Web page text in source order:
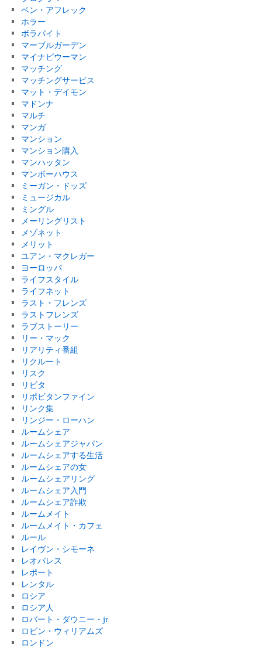
ベン・アフレック
ホラー
ボラバイト
マーブルガーデン
マイナビウーマン
マッチング
マッチングサービス
マット・デイモン
マドンナ
マルチ
マンガ
マンション
マンション購入
マンハッタン
マンボーハウス
ミーガン・ドッズ
ミュージカル
ミングル
メーリングリスト
メゾネット
メリット
ユアン・マクレガー
ヨーロッパ
ライフスタイル
ライフネット
ラスト・フレンズ
ラストフレンズ
ラブストーリー
リー・マック
リアリティ番組
リクルート
リスク
リビタ
リポビタンファイン
リンク集
リンジー・ローハン
ルームシェア
ルームシェアジャパン
ルームシェアする生活
ルームシェアの女
ルームシェアリング
ルームシェア入門
ルームシェア詐欺
ルームメイト
ルームメイト・カフェ
ルール
レイヴン・シモーネ
レオパレス
レポート
レンタル
ロシア
ロシア人
ロバート・ダウニー・jr
ロビン・ウィリアムズ
ロンドン